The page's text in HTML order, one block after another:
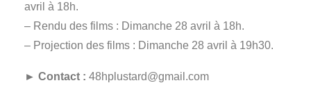
avril à 18h.
– Rendu des films : Dimanche 28 avril à 18h.
– Projection des films : Dimanche 28 avril à 19h30.
► Contact : 48hplustard@gmail.com